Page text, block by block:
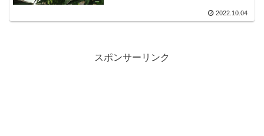
2022.10.04
スポンサーリンク